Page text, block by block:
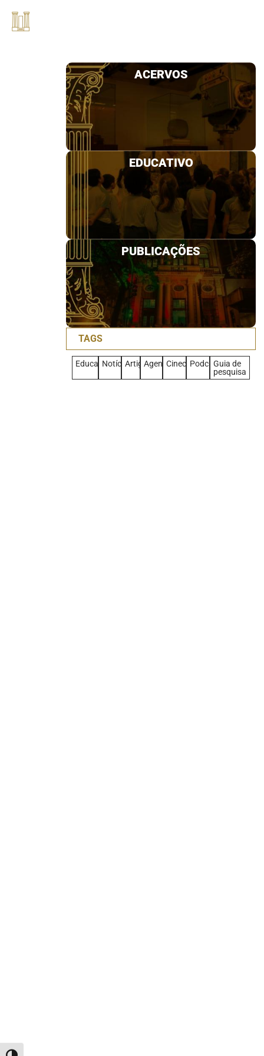
ACERVOS
EDUCATIVO
PUBLICAÇÕES
TAGS
EducativoNotíciasArtigoAgendaCineclubPodcastGuia de
pesquisa